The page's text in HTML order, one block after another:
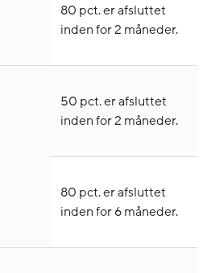
80 pct. er afsluttet
inden for 2 måneder.
50 pct. er afsluttet
inden for 2 måneder.
80 pct. er afsluttet
inden for 6 måneder.